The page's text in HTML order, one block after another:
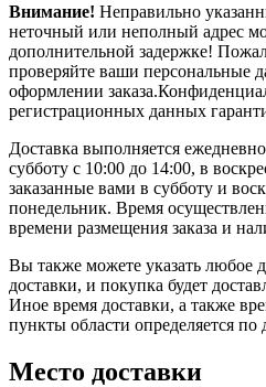
Внимание! Неправильно
неточный или неполный адрес
дополнительной задержке!
проверяйте ваши персональные
оформлении
регистрационных данных
Доставка выполняется
субботу с 10:00 до 14:00, в
заказанные вами в субботу и
понедельник. Время
времени размещения заказа и
Вы также можете указать любое
доставки, и покупка будет
Иное время доставки, а также
пункты области определяется
Место доставки